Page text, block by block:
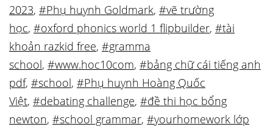
2023, #Phụ huynh Goldmark, #vẽ trường
học, #oxford phonics world 1 flipbuilder, #tài
khoản razkid free, #gramma
school, #www.hoc10com, #bảng chữ cái tiếng anh
pdf, #school, #Phụ huynh Hoàng Quốc
Việt, #debating challenge, #đề thi học bổng
newton, #school grammar, #yourhomework lớp